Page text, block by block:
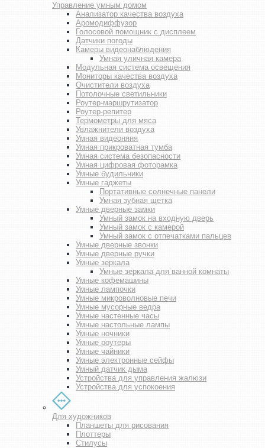
Управление умным домом
Анализатор качества воздуха
Аромодиффузор
Голосовой помощник с дисплеем
Датчики погоды
Камеры видеонаблюдения
Умная уличная камера
Модульная система освещения
Мониторы качества воздуха
Очистители воздуха
Потолочные светильники
Роутер-маршрутизатор
Роутер-репитер
Термометры для мяса
Увлажнители воздуха
Умная видеоняня
Умная прикроватная тумба
Умная система безопасности
Умная цифровая фоторамка
Умные будильники
Умные гаджеты
Портативные солнечные панели
Умная зубная щетка
Умные дверные замки
Умный замок на входную дверь
Умный замок с камерой
Умный замок с отпечатками пальцев
Умные дверные звонки
Умные дверные ручки
Умные зеркала
Умные зеркала для ванной комнаты
Умные кофемашины
Умные лампочки
Умные микроволновые печи
Умные мусорные ведра
Умные настенные часы
Умные настольные лампы
Умные ночники
Умные роутеры
Умные чайники
Умные электронные сейфы
Умный датчик дыма
Устройства для управления жалюзи
Устройства для успокоения
Для художников
Планшеты для рисования
Плоттеры
Стилусы